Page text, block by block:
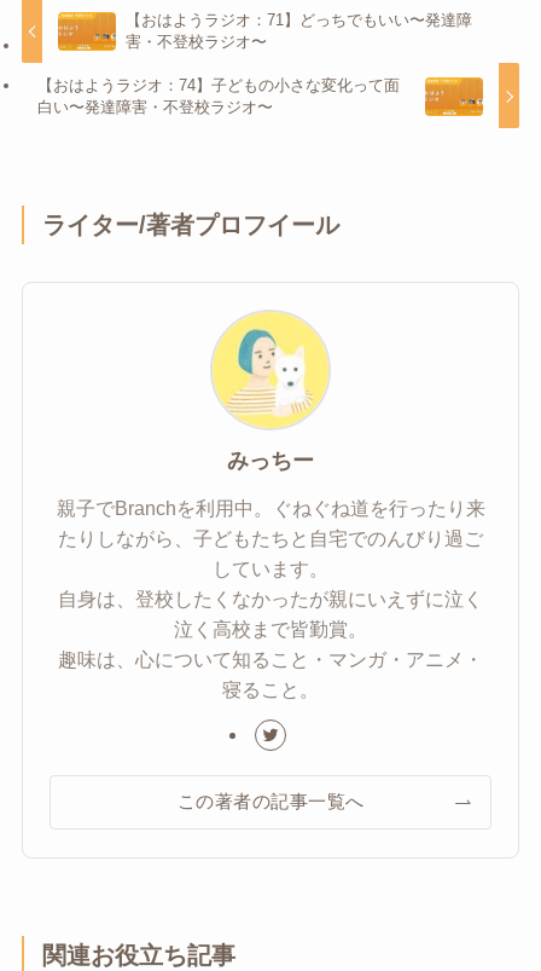
【おはようラジオ：71】どっちでもいい〜発達障
害・不登校ラジオ〜
【おはようラジオ：74】子どもの小さな変化って面
白い〜発達障害・不登校ラジオ〜
ライター/著者プロフイール
みっちー
親子でBranchを利用中。ぐねぐね道を行ったり来
たりしながら、子どもたちと自宅でのんびり過ご
しています。
自身は、登校したくなかったが親にいえずに泣く
泣く高校まで皆勤賞。
趣味は、心について知ること・マンガ・アニメ・
寝ること。
この著者の記事一覧へ
関連お役立ち記事